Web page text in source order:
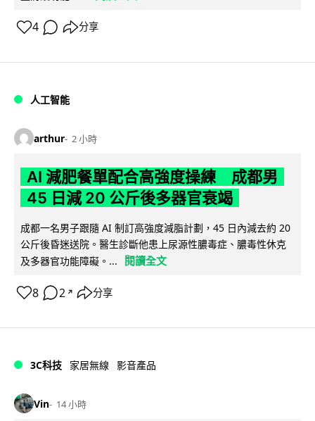
4 分享
人工智能
arthur 2 小時
AI 減肥餐單配合高強度操練 成都男
45 日減 20 公斤後多器官衰竭
成都一名男子跟隨 AI 制訂高強度減脂計劃，45 日內減去約 20
公斤後昏迷送院。醫生診斷他患上尿源性膿毒症、膿毒性休克
及多器官功能障礙。...
閱讀全文
8 2 ↗ 分享
3C科技 家居無線 影音產品
Vin 14 小時